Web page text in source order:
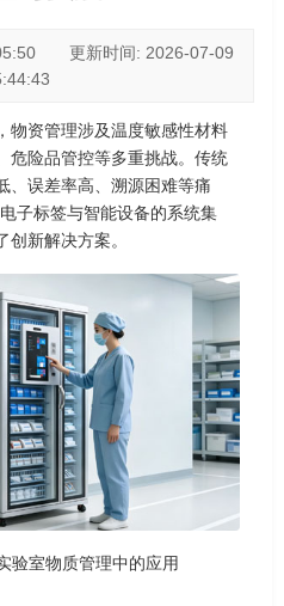
更新时间: 2026-07-09
物资管理涉及温度敏感性材料
危险品管控等多重挑战。传统
、误差率高、溯源困难等痛
子标签与智能设备的系统集
新解决方案。
验室物质管理中的应用